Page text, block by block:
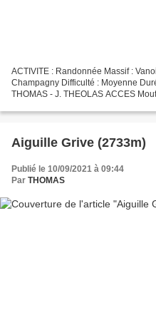
ACTIVITE : Randonnée Massif :
Champagny Difficulté : Moyenne
THOMAS - J. THEOLAS ACCES
Aiguille Grive (2733m)
Publié le 10/09/2021 à 09:44
Par THOMAS